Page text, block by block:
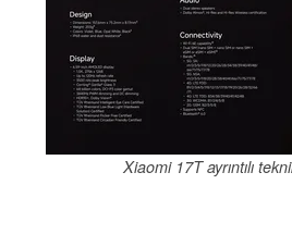
Xiaomi 17T ayrıntılı